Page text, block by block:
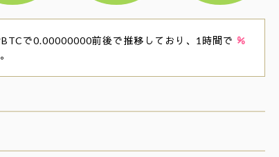
で0.00000000前後で推移しており、1時間で ％